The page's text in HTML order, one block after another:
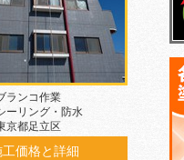
ランコ作業
ーリング・防水
京都足立区
工価格と詳細